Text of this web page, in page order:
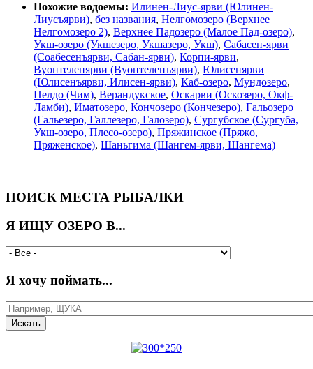
Похожие водоемы: Илинен-Лиус-ярви (Юлинен-
Лиусъярви), без названия, Нелгомозеро (Верхнее
Нелгомозеро 2), Верхнее Падозеро (Малое Пад-озеро),
Укш-озеро (Укшезеро, Укшазеро, Укш), Сабасен-ярви
(Соабесенъярви, Сабан-ярви), Корпи-ярви,
Вуонтеленярви (Вуонтеленъярви), Юлисенярви
(Юлисенъярви, Илисен-ярви), Каб-озеро, Мундозеро,
Пелдо (Чим), Верандукское, Оскарви (Оскозеро, Окф-
Ламби), Иматозеро, Кончозеро (Кончезеро), Гальозеро
(Гальезеро, Галлезеро, Галозеро), Сургубское (Сургуба,
Укш-озеро, Плесо-озеро), Пряжинское (Пряжо,
Пряженское), Шаньгима (Шангем-ярви, Шангема)
ПОИСК МЕСТА РЫБАЛКИ
Я ИЩУ ОЗЕРО В...
Я хочу поймать...